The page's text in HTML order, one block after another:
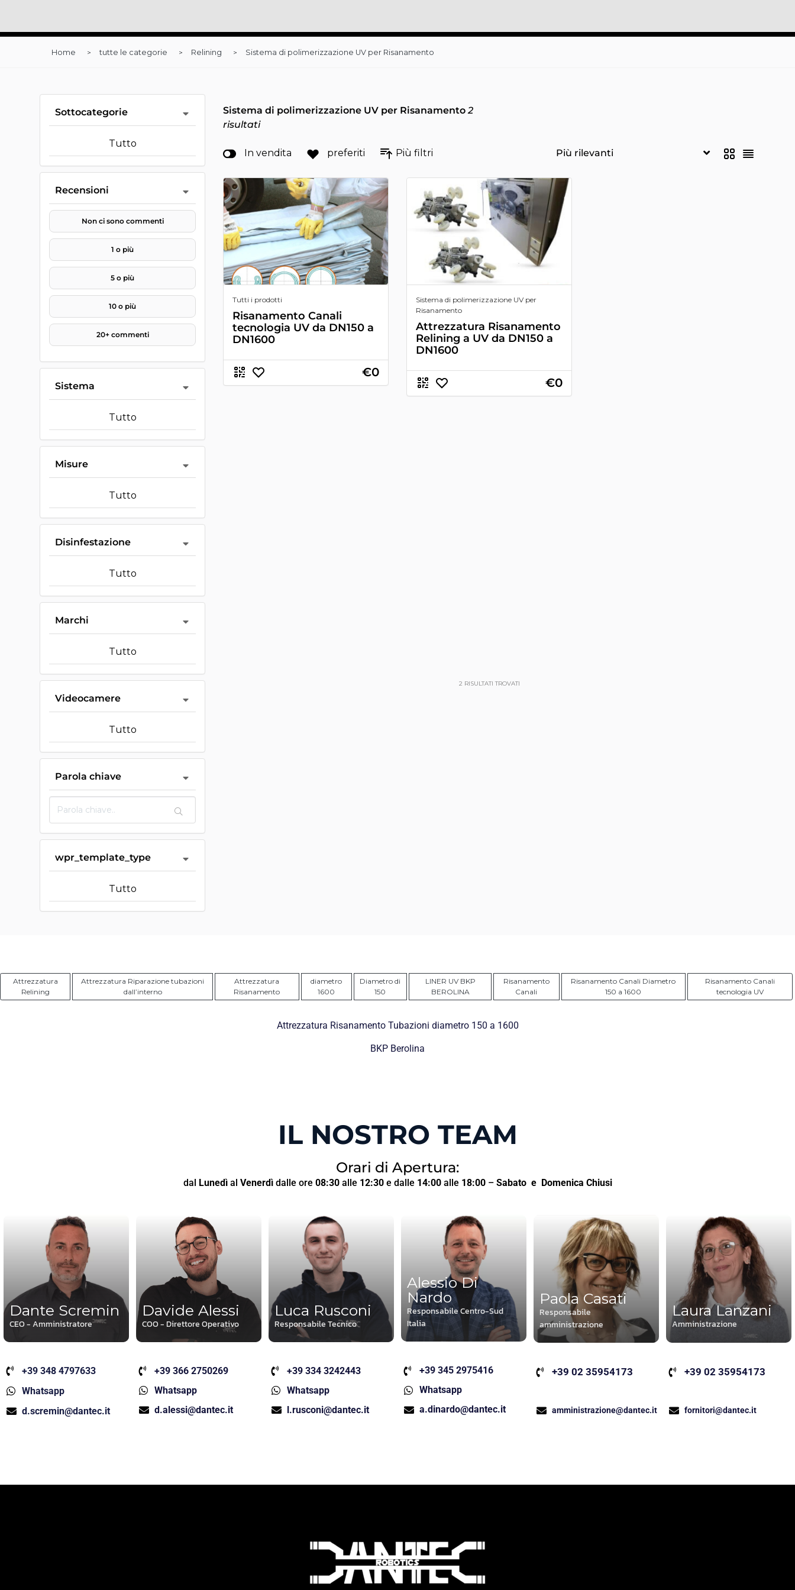
Home tutte le categorie Relining Sistema di polimerizzazione UV per Risanamento
Sottocategorie
Tutto
Recensioni
Non ci sono commenti
1 o più
5 o più
10 o più
20+ commenti
Sistema
Tutto
Misure
Tutto
Disinfestazione
Tutto
Marchi
Tutto
Videocamere
Tutto
Parola chiave
wpr_template_type
Tutto
Sistema di polimerizzazione UV per Risanamento2
risultati
In vendita preferiti Più filtri
Tutti i prodotti
Risanamento Canali
tecnologia UV da DN150 a
DN1600
€0
Sistema di polimerizzazione UV per
Risanamento
Attrezzatura Risanamento
Relining a UV da DN150 a
DN1600
€0
2 RISULTATI TROVATI
Attrezzatura
Relining
Attrezzatura Riparazione tubazioni
dall’interno
Attrezzatura
Risanamento
diametro
1600
Diametro di
150
LINER UV BKP
BEROLINA
Risanamento
Canali
Risanamento Canali Diametro
150 a 1600
Risanamento Canali
tecnologia UV
Attrezzatura Risanamento Tubazioni diametro 150 a 1600
BKP Berolina
IL NOSTRO TEAM
Orari di Apertura:
dal Lunedìal Venerdìdalle ore 08:30alle 12:30e dalle 14:00alle 18:00– Sabato e Domenica Chiusi
Dante Scremin
CEO - Amministratore
+39 348 4797633
Whatsapp
d.scremin@dantec.it
Davide Alessi
COO - Direttore Operativo
+39 366 2750269
Whatsapp
d.alessi@dantec.it
Luca Rusconi
Responsabile Tecnico
+39 334 3242443
Whatsapp
l.rusconi@dantec.it
Alessio Di
Nardo
Responsabile Centro-Sud
Italia
+39 345 2975416
Whatsapp
a.dinardo@dantec.it
Paola Casati
Responsabile
amministrazione
+39 02 35954173
amministrazione@dantec.it
Laura Lanzani
Amministrazione
+39 02 35954173
fornitori@dantec.it